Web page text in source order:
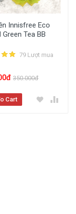
ngày
Innisfree Eco
Green Tea BB
79 Lượt mua
350.000đ
Cart